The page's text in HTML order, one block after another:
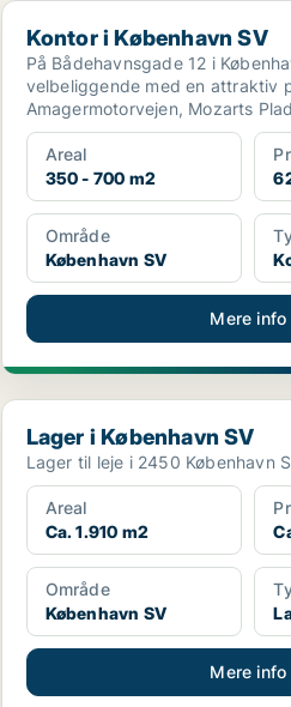
Kontor i København SV
Kontor i København SV
På Bådehavnsgade 12 i
velbeliggende med en attraktiv
Amagermotorvejen, Mozarts
havneområdet – midt i ...
Areal
350 - 700 m2
Område
København SV
Mere info
Lager i København SV
Lager i København SV
Lager til leje i 2450 København
Areal
Ca. 1.910 m2
Område
København SV
Mere info